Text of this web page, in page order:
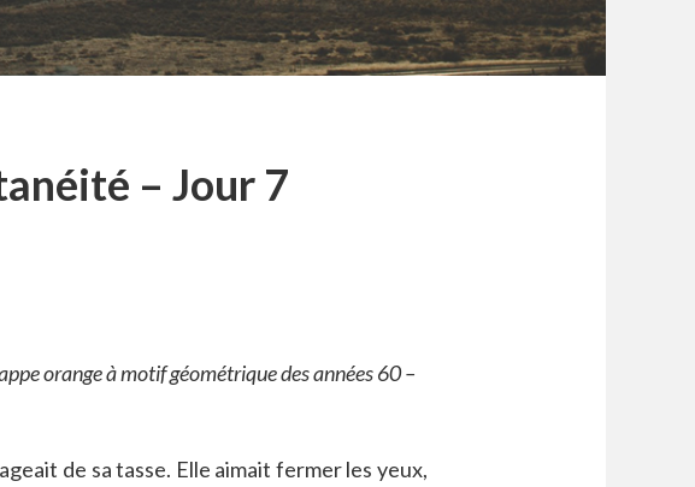
– Jour 7
orange à motif géométrique des années 60 –
de sa tasse. Elle aimait fermer les yeux,